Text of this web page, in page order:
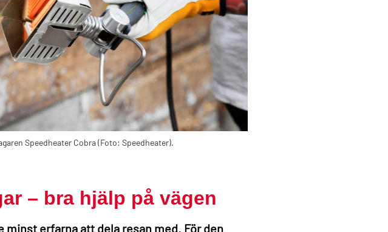
Speedheater Cobra (Foto: Speedheater).
– bra hjälp på vägen
erfarna att dela resan med. För den